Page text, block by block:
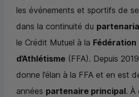
les événements et sportifs de
dans la continuité du
le Crédit Mutuel à la
d’Athlétisme (FFA). Depuis
donne l’élan à la FFA et en est
années partenaire principal. À